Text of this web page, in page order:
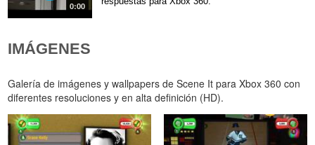
0:00
IMÁGENES
Galería de imágenes y wallpapers de Scene It para Xbox 360 con
diferentes resoluciones y en alta definición (HD).